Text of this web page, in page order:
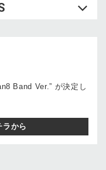
Band Ver.” が決定し
ラから